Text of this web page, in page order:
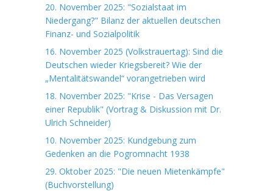
20. November 2025: "Sozialstaat im
Niedergang?" Bilanz der aktuellen deutschen
Finanz- und Sozialpolitik
16. November 2025 (Volkstrauertag): Sind die
Deutschen wieder Kriegsbereit? Wie der
„Mentalitätswandel“ vorangetrieben wird
18. November 2025: "Krise - Das Versagen
einer Republik" (Vortrag & Diskussion mit Dr.
Ulrich Schneider)
10. November 2025: Kundgebung zum
Gedenken an die Pogromnacht 1938
29. Oktober 2025: "Die neuen Mietenkämpfe"
(Buchvorstellung)